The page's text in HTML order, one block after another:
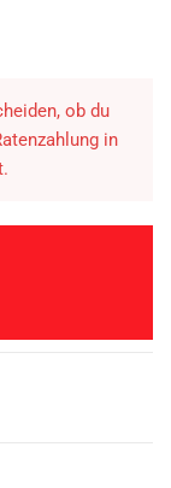
ob du
in